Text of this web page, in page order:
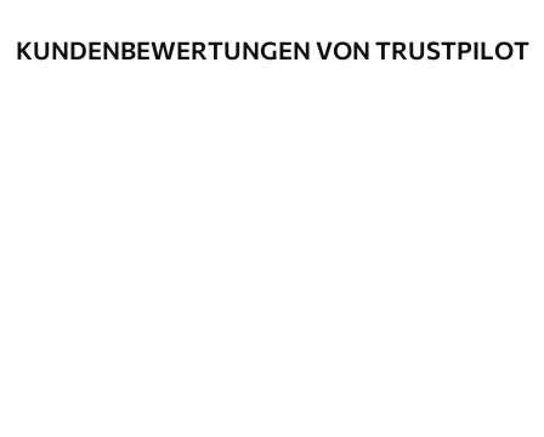
Optionen
und/oder Tapetenkleber.
KUNDENBEWERTUNGEN VON TRUSTPILOT